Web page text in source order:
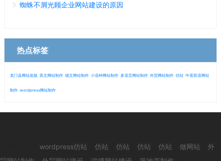
蜘蛛不屑光顾企业网站建设的原因
热点标签
龙门县网站改版 英文网站制作 德文网站制作 小语种网站制作 多语言网站制作 外贸网站制作 仿站 中英双语网站
制作 wordpress网站制作
wordpress仿站 仿站 仿站 仿站 仿站 做网站
外